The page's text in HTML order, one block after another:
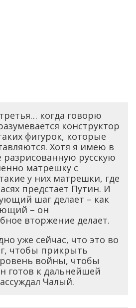
когда говорю
конструктор
фигурок, которые
Хотя я имею в
разрисованную русскую
матрешку с
у них матрешки, где
предстает Путин. И
шаг делает – как
– он
вторжение делает.
уже сейчас, что это во
чтобы прикрыть
войны, чтобы
готов к дальнейшей
Чалый.